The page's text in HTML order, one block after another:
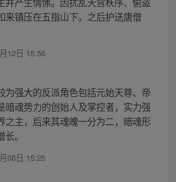
来镇压在五指山下。之后护送唐僧
12日 15:56
为强大的反派角色包括元始天尊、帝
暗魂势力的创始人及掌控者，实力强
之主，后来其魂魄一分为二，暗魂形
。
08日 15:25